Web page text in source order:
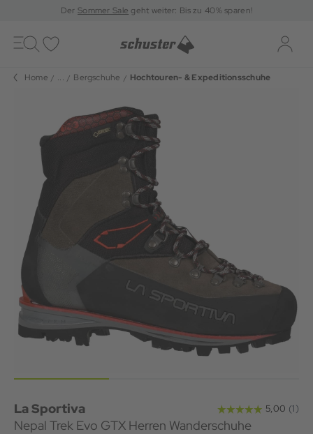
DerSommer Sale geht weiter: Bis zu 40% sparen!
Toggle
navigation
Home ... Bergschuhe Hochtouren- & Expeditionsschuhe
La Sportiva
Nepal Trek Evo GTX Herren Wanderschuhe